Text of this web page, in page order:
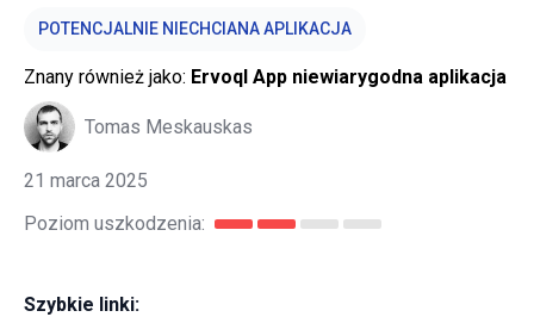
POTENCJALNIE NIECHCIANA APLIKACJA
Znany również jako: Ervoql App niewiarygodna aplikacja
Tomas Meskauskas
21 marca 2025
Poziom uszkodzenia:
Szybkie linki: